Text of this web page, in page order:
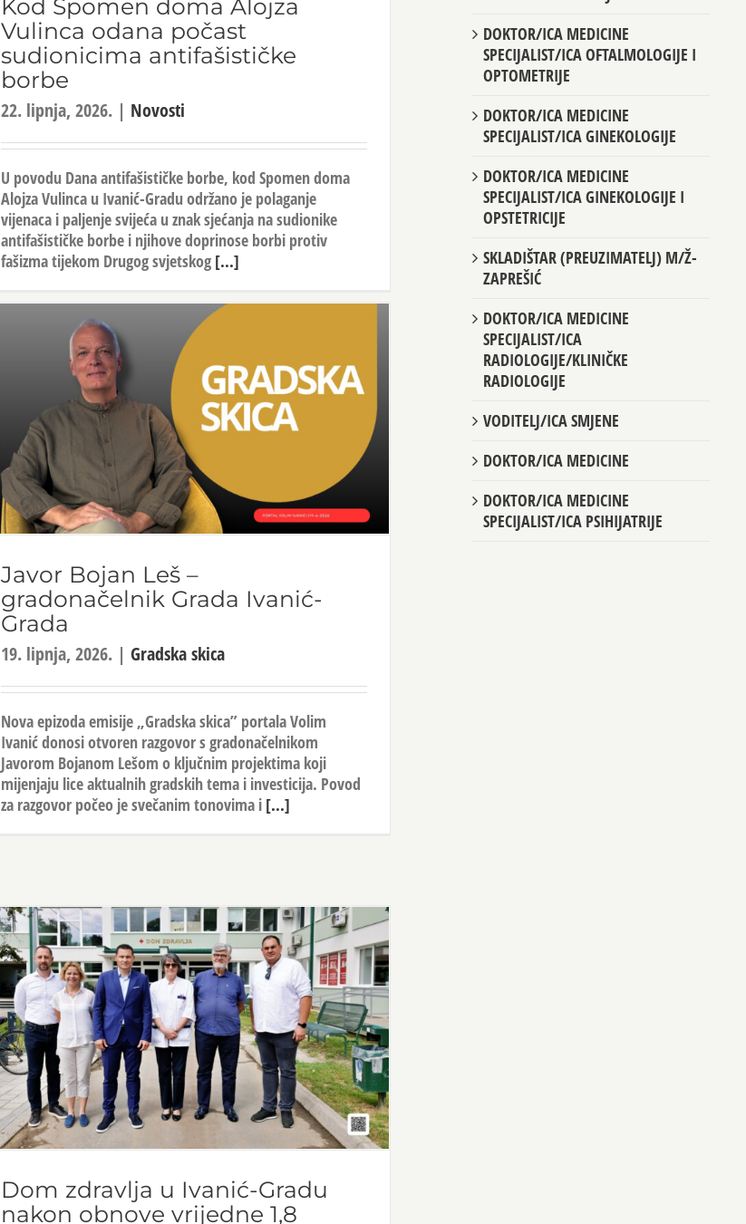
Kod Spomen doma Alojza
Vulinca odana počast
sudionicima antifašističke
borbe
22. lipnja, 2026. | Novosti
U povodu Dana antifašističke borbe, kod Spomen doma
Alojza Vulinca u Ivanić-Gradu održano je polaganje
vijenaca i paljenje svijeća u znak sjećanja na sudionike
antifašističke borbe i njihove doprinose borbi protiv
fašizma tijekom Drugog svjetskog [...]
Javor Bojan Leš –
gradonačelnik Grada Ivanić-
Grada
19. lipnja, 2026. | Gradska skica
Nova epizoda emisije „Gradska skica” portala Volim
Ivanić donosi otvoren razgovor s gradonačelnikom
Javorom Bojanom Lešom o ključnim projektima koji
mijenjaju lice aktualnih gradskih tema i investicija. Povod
za razgovor počeo je svečanim tonovima i [...]
Dom zdravlja u Ivanić-Gradu
nakon obnove vrijedne 1,8
DOKTOR/ICA MEDICINE
SPECIJALIST/ICA OFTALMOLOGIJE I
OPTOMETRIJE
DOKTOR/ICA MEDICINE
SPECIJALIST/ICA GINEKOLOGIJE
DOKTOR/ICA MEDICINE
SPECIJALIST/ICA GINEKOLOGIJE I
OPSTETRICIJE
SKLADIŠTAR (PREUZIMATELJ) M/Ž-
ZAPREŠIĆ
DOKTOR/ICA MEDICINE
SPECIJALIST/ICA
RADIOLOGIJE/KLINIČKE
RADIOLOGIJE
VODITELJ/ICA SMJENE
DOKTOR/ICA MEDICINE
DOKTOR/ICA MEDICINE
SPECIJALIST/ICA PSIHIJATRIJE